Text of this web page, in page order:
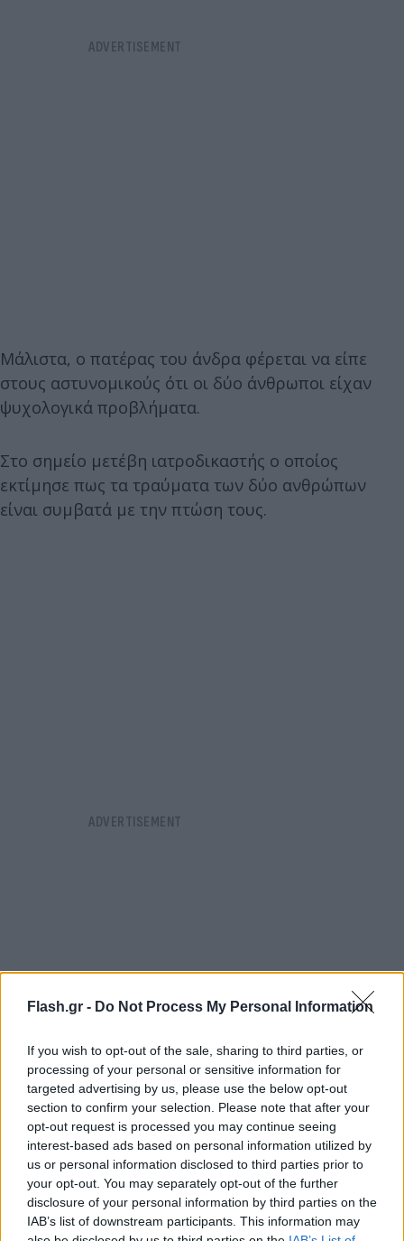
Flash.gr - Do Not Process My Personal Information
If you wish to opt-out of the sale, sharing to third parties, or
processing of your personal or sensitive information for
targeted advertising by us, please use the below opt-out
section to confirm your selection. Please note that after your
opt-out request is processed you may continue seeing
interest-based ads based on personal information utilized by
us or personal information disclosed to third parties prior to
your opt-out. You may separately opt-out of the further
disclosure of your personal information by third parties on the
IAB’s list of downstream participants. This information may
Μάλιστα, ο πατέρας του άνδρα φέρεται να είπε
στους αστυνομικούς ότι οι δύο άνθρωποι είχαν
ψυχολογικά προβλήματα.
Στο σημείο μετέβη ιατροδικαστής ο οποίος
εκτίμησε πως τα τραύματα των δύο ανθρώπων
είναι συμβατά με την πτώση τους.